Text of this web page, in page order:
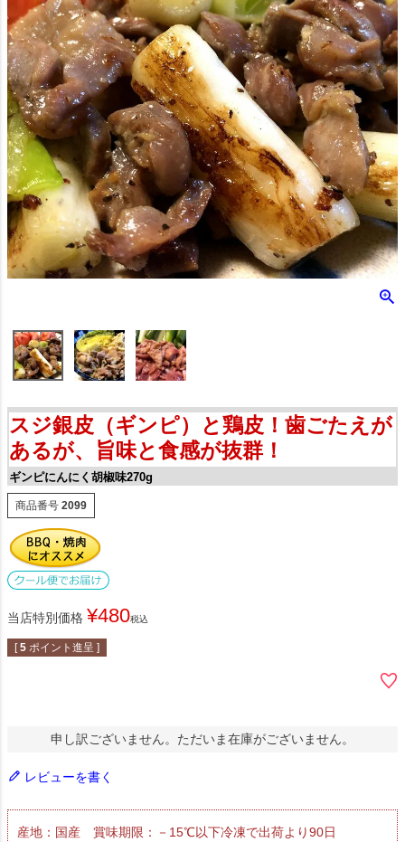
スジ銀皮（ギンピ）と鶏皮！歯ごたえが
あるが、旨味と食感が抜群！
ギンピにんにく胡椒味270g
商品番号 2099
当店特別価格 ¥480税込
[ 5 ポイント進呈 ]
申し訳ございません。ただいま在庫がございません。
レビューを書く
産地：国産 賞味期限：－15℃以下冷凍で出荷より90日